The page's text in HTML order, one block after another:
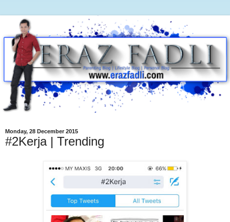
Monday, 28 December 2015
#2Kerja | Trending